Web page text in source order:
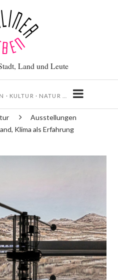
Land und Leute
· KULTUR · NATUR …
Ausstellungen
Klima als Erfahrung